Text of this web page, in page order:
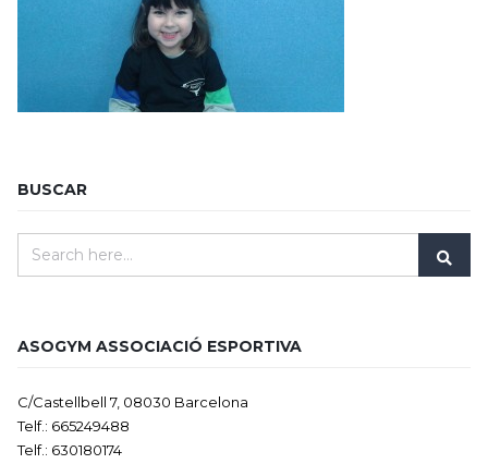
BUSCAR
ASOGYM ASSOCIACIÓ ESPORTIVA
C/Castellbell 7, 08030 Barcelona
Telf.: 665249488
Telf.: 630180174